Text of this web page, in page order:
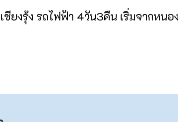
ยงรุ้ง รถไฟฟ้า 4วัน3คืน เริ่มจากหนอ